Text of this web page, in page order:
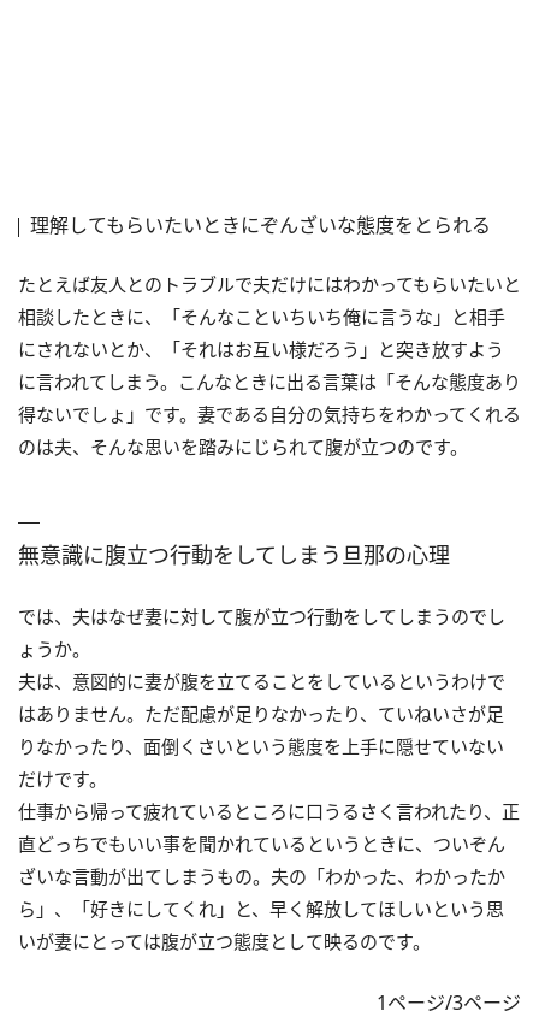
理解してもらいたいときにぞんざいな態度をとられる
たとえば友人とのトラブルで夫だけにはわかってもらいたいと
相談したときに、「そんなこといちいち俺に言うな」と相手
にされないとか、「それはお互い様だろう」と突き放すよう
に言われてしまう。こんなときに出る言葉は「そんな態度あり
得ないでしょ」です。妻である自分の気持ちをわかってくれる
のは夫、そんな思いを踏みにじられて腹が立つのです。
無意識に腹立つ行動をしてしまう旦那の心理
では、夫はなぜ妻に対して腹が立つ行動をしてしまうのでし
ょうか。
夫は、意図的に妻が腹を立てることをしているというわけで
はありません。ただ配慮が足りなかったり、ていねいさが足
りなかったり、面倒くさいという態度を上手に隠せていない
だけです。
仕事から帰って疲れているところに口うるさく言われたり、正
直どっちでもいい事を聞かれているというときに、ついぞん
ざいな言動が出てしまうもの。夫の「わかった、わかったか
ら」、「好きにしてくれ」と、早く解放してほしいという思
いが妻にとっては腹が立つ態度として映るのです。
1ページ/3ページ